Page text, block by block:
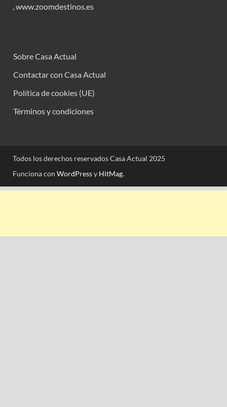
,www.zoomdestinos.es
Sobre Casa Actual
Contactar con Casa Actual
Política de cookies (UE)
Términos y condiciones
Todos los derechos reservados Casa Actual 2025
Funciona con WordPressy HitMag.